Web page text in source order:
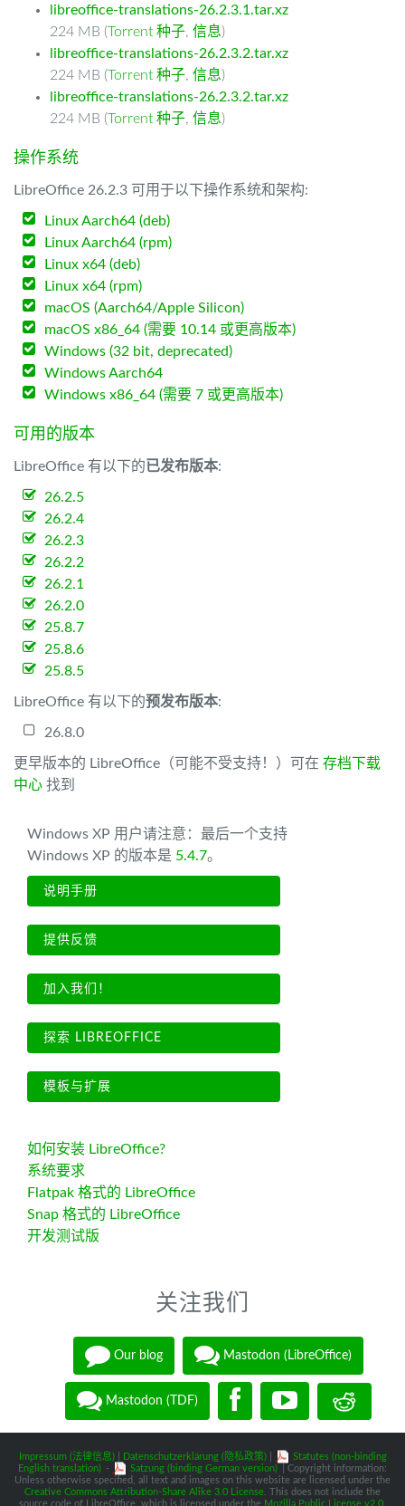
libreoffice-translations-26.2.3.1.tar.xz
224 MB (Torrent 种子, 信息)
libreoffice-translations-26.2.3.2.tar.xz
224 MB (Torrent 种子, 信息)
libreoffice-translations-26.2.3.2.tar.xz
224 MB (Torrent 种子, 信息)
操作系统
LibreOffice 26.2.3 可用于以下操作系统和架构:
Linux Aarch64 (deb)
Linux Aarch64 (rpm)
Linux x64 (deb)
Linux x64 (rpm)
macOS (Aarch64/Apple Silicon)
macOS x86_64 (需要 10.14 或更高版本)
Windows (32 bit, deprecated)
Windows Aarch64
Windows x86_64 (需要 7 或更高版本)
可用的版本
LibreOffice 有以下的已发布版本:
26.2.5
26.2.4
26.2.3
26.2.2
26.2.1
26.2.0
25.8.7
25.8.6
25.8.5
LibreOffice 有以下的预发布版本:
26.8.0
更早版本的 LibreOffice（可能不受支持！）可在 存档下载
中心 找到
Windows XP 用户请注意：最后一个支持
Windows XP 的版本是 5.4.7。
说明手册
提供反馈
加入我们！
探索 LIBREOFFICE
模板与扩展
如何安装 LibreOffice?
系统要求
Flatpak 格式的 LibreOffice
Snap 格式的 LibreOffice
开发测试版
关注我们
Our blog Mastodon (LibreOffice)
Mastodon (TDF)
Impressum (法律信息)| Datenschutzerklärung (隐私政策)|
Statutes (non-binding
English translation) - Satzung (binding German version)
| Copyright information:
Unless otherwise specified, all text and images on this website are licensed under the
Creative Commons Attribution-Share Alike 3.0 License . This does not include the
source code of LibreOffice, which is licensed under the Mozilla Public License v2.0